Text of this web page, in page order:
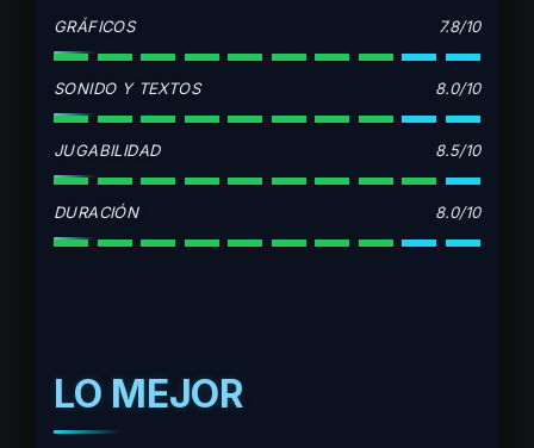
GRÁFICOS 7.8/10
SONIDO Y TEXTOS 8.0/10
JUGABILIDAD 8.5/10
DURACIÓN 8.0/10
LO MEJOR